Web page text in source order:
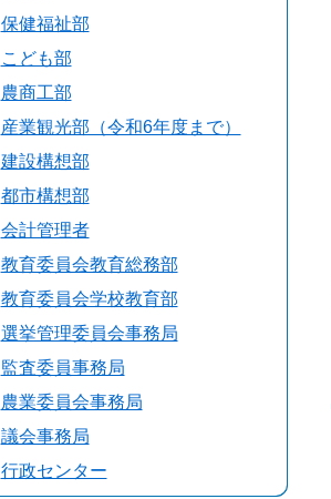
保健福祉部
こども部
農商工部
産業観光部（令和6年度まで）
建設構想部
都市構想部
会計管理者
教育委員会教育総務部
教育委員会学校教育部
選挙管理委員会事務局
監査委員事務局
農業委員会事務局
議会事務局
行政センター